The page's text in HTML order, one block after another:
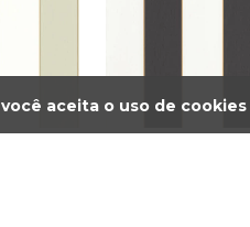
você aceita o uso de cookies